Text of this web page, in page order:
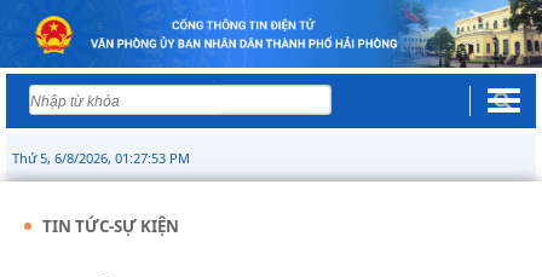
Thứ 5, 6/8/2026, 01:27:54 PM
TIN TỨC-SỰ KIỆN